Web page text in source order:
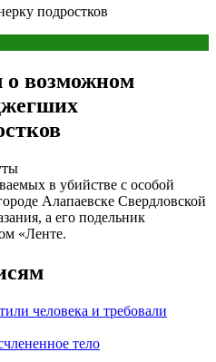
подростков
о возможном
в убийстве с особой
Алапаевске Свердловской
а его подельник
«Ленте.
человека и требовали
тело